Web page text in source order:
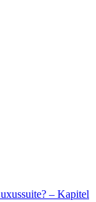
– Kapitel